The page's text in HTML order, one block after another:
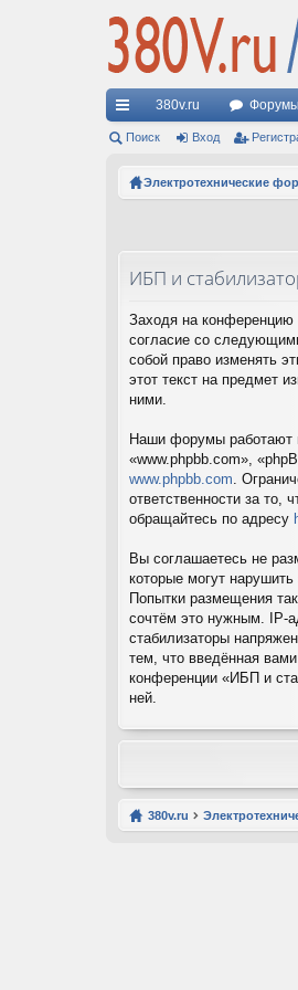
с
380v.ru Форумы
Поиск Вход
Электротехнические
ИБП и
Заходя на
согласие со
собой право изменять
этот текст на предмет
ними.
Наши форумы работают
«www.phpbb.com»,
www.phpbb.com.
ответственности за то,
обращайтесь по адресу
Вы соглашаетесь не
которые могут
Попытки размещения
сочтём это нужным. IP-
стабилизаторы
тем, что введённая
конференции «ИБП и
ней.
380v.ru